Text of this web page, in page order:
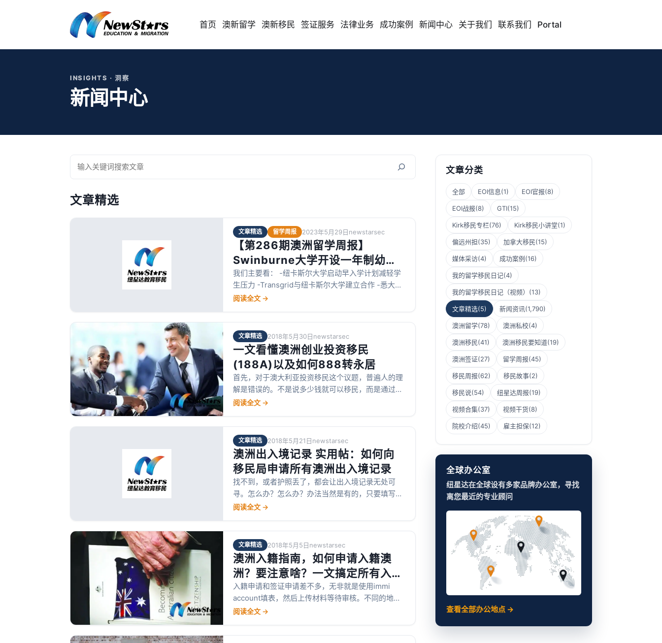
首页 澳新留学 澳新移民 签证服务 法律业务 成功案例 新闻中心 关于我们 联系我们 Portal
INSIGHTS · 洞察
新闻中心
搜
文章精选
文章精选 留学周报 2023年5月29日newstarsec
【第286期澳洲留学周报】
Swinburne大学开设一年制幼教
GD！Transgrid与纽卡斯尔大学
合作！悉大开设GP临床学校！
我们主要看： -纽卡斯尔大学启动早入学计划减轻学
生压力 -Transgrid与纽卡斯尔大学建立合作 -悉大开
设 GP 临床学校提升专业和研究水平 -Swinburne大
张，呼吁加快学生宿舍建造 -本周Offer show
阅读全文 →
文章精选 2018年5月30日newstarsec
一文看懂澳洲创业投资移民
(188A)以及如何888转永居
首先，对于澳大利亚投资移民这个议题，普遍人的理
解是错误的。不是说多少钱就可以移民，而是通过什
么方式（签证）进而获得永居身份。
阅读全文 →
文章精选 2018年5月21日newstarsec
澳洲出入境记录 实用帖：如何向
移民局申请所有澳洲出入境记录
找不到，或者护照丢了，都会让出入境记录无处可
寻。怎么办？怎么办？办法当然是有的，只要填写一
个Form 1359向移民局申请就可以了，这个表的名称
看名字就知道表格是用来干什么的了。
阅读全文 →
文章精选 2018年5月5日newstarsec
澳洲入籍指南，如何申请入籍澳
洲？要注意啥？一文搞定所有入籍
问题！！
入籍申请和签证申请差不多，无非就是使用immi
account填表，然后上传材料等待审核。不同的地方
在于，入籍网上申请之后的流程。
阅读全文 →
文章分类
全部 EOI信息(1) EOI官报(8)
EOI战报(8) GTI(15)
Kirk移民专栏(76) Kirk移民小讲堂(1)
偏远州担(35) 加拿大移民(15)
媒体采访(4) 成功案例(16)
我的留学移民日记(4)
我的留学移民日记（视频） (13)
文章精选(5) 新闻资讯(1,790)
澳洲留学(78) 澳洲私校(4)
澳洲移民(41) 澳洲移民要知道(19)
澳洲签证(27) 留学周报(45)
移民周报(62) 移民故事(2)
移民说(54) 纽星达周报(19)
视频合集(37) 视频干货(8)
院校介绍(45) 雇主担保(12)
全球办公室
纽星达在全球设有多家品牌办公室，寻找
离您最近的专业顾问
查看全部办公地点 →